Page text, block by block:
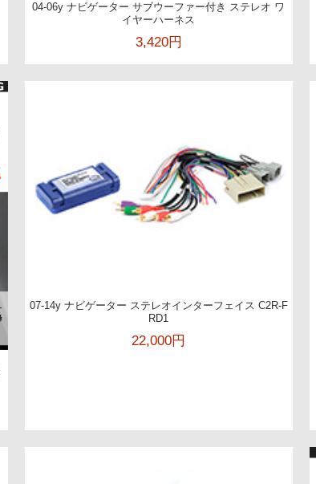
04-06y ナビゲーター サブウーファー付き ステレオ ワ
イヤーハーネス
3,420円
07-14y ナビゲーター ステレオインターフェイス C2R-F
RD1
22,000円